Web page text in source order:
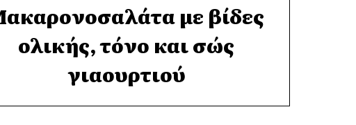
με βίδες
ολικής, τόνο και σώς
γιαουρτιού